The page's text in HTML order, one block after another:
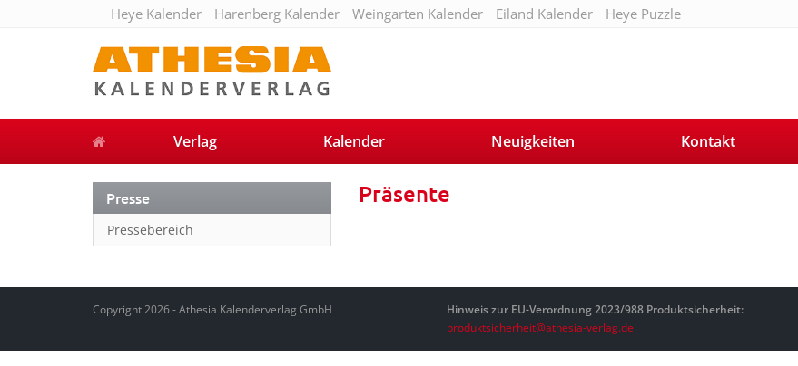
Heye Kalender Harenberg Kalender Weingarten Kalender Eiland Kalender Heye Puzzle
Verlag Kalender Neuigkeiten Kontakt
Presse
Pressebereich
Präsente
Copyright 2026 - Athesia Kalenderverlag GmbH
Hinweis zur EU-Verordnung 2023/988 Produktsicherheit:
produktsicherheit@athesia-verlag.de